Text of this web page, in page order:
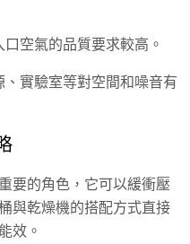
空氣的品質要求較高。
實驗室等對空間和噪音有
要的角色，它可以緩衝壓
與乾燥機的搭配方式直接
效。